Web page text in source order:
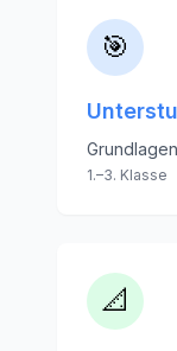
🎯
1.–3. Klasse
📐